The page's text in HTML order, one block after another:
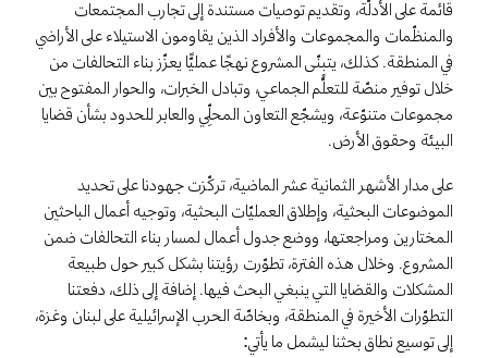
قائمة على الأدلّة، وتقديم توصيات مستندة إلى تجارب المجتمعات
والمنظّمات والمجموعات والأفراد الذين يقاومون الاستيلاء على الأراضي
في المنطقة. كذلك، يتبنّى المشروع نهجًا عمليًّا يعزّز بناء التحالفات من
خلال توفير منصّة للتعلُّم الجماعي، وتبادل الخبرات، والحوار المفتوح بين
مجموعات متنوّعة، ويشجّع التعاون المحلِّي والعابر للحدود بشأن قضايا
البيئة وحقوق الأرض.
على مدار الأشهر الثمانية عشر الماضية، تركّزت جهودنا على تحديد
الموضوعات البحثية، وإطلاق العمليّات البحثية، وتوجيه أعمال الباحثين
المختارين ومراجعتها، ووضع جدول أعمال لمسار بناء التحالفات ضمن
المشروع. وخلال هذه الفترة، تطوّرت رؤيتنا بشكل كبير حول طبيعة
المشكلات والقضايا التي ينبغي البحث فيها. إضافة إلى ذلك، دفعتنا
التطوّرات الأخيرة في المنطقة، وبخاصّة الحرب الإسرائيلية على لبنان وغزة،
إلى توسيع نطاق بحثنا ليشمل ما يأتي: